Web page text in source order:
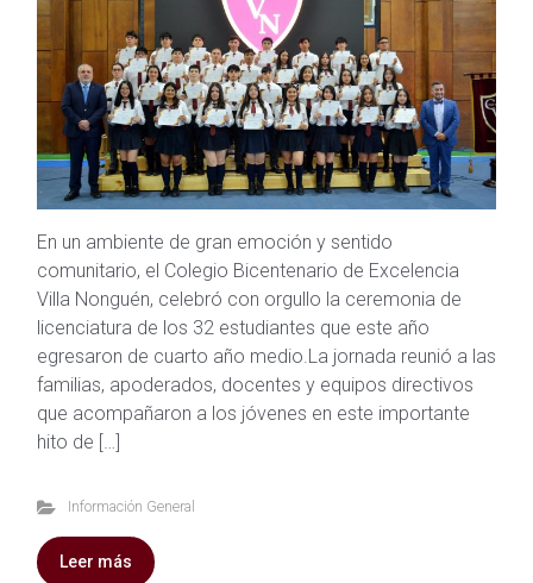
En un ambiente de gran emoción y sentido
comunitario, el Colegio Bicentenario de Excelencia
Villa Nonguén, celebró con orgullo la ceremonia de
licenciatura de los 32 estudiantes que este año
egresaron de cuarto año medio.La jornada reunió a las
familias, apoderados, docentes y equipos directivos
que acompañaron a los jóvenes en este importante
hito de […]
Información General
Leer más